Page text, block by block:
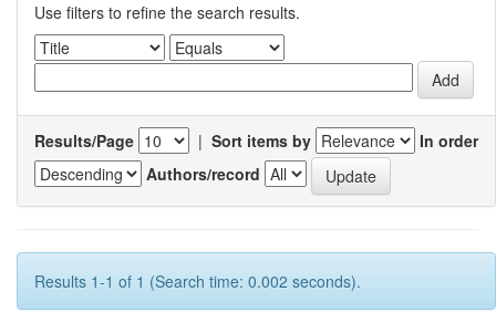
Use filters to refine the search results.
Results/Page | Sort items by
In order
Authors/record
Results 1-1 of 1 (Search time: 0.002 seconds).